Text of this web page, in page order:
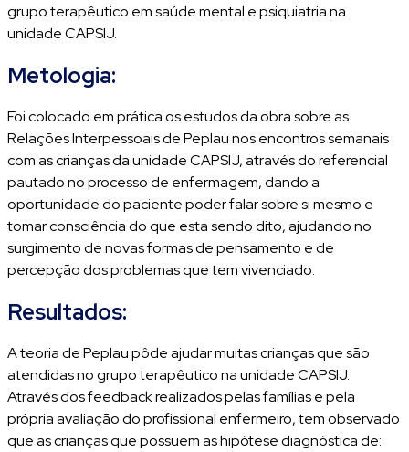
grupo terapêutico em saúde mental e psiquiatria na
unidade CAPSIJ.
Metologia:
Foi colocado em prática os estudos da obra sobre as
Relações Interpessoais de Peplau nos encontros semanais
com as crianças da unidade CAPSIJ, através do referencial
pautado no processo de enfermagem, dando a
oportunidade do paciente poder falar sobre si mesmo e
tomar consciência do que esta sendo dito, ajudando no
surgimento de novas formas de pensamento e de
percepção dos problemas que tem vivenciado.
Resultados:
A teoria de Peplau pôde ajudar muitas crianças que são
atendidas no grupo terapêutico na unidade CAPSIJ.
Através dos feedback realizados pelas famílias e pela
própria avaliação do profissional enfermeiro, tem observado
que as crianças que possuem as hipótese diagnóstica de: